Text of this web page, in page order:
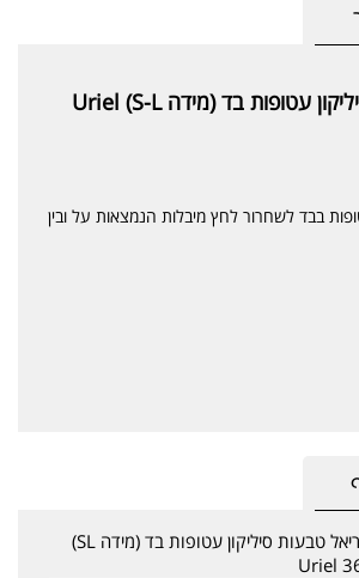
אוריאל טבעות סיליקון עטופות בד (מידה S-L) Uriel
בבד לשחרור לחץ מיבלות הנמצאות על ובין
אוריאל טבעות סיליקון עטופות בד (מידה SL)
Uriel